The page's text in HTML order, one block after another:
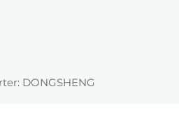
DONGSHENG